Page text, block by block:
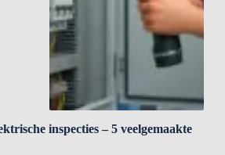
inspecties – 5 veelgemaakte